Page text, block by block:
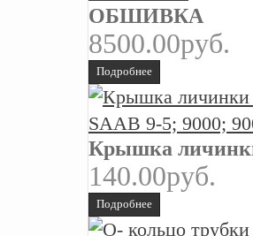
ОБШИВКА
8500.00руб.
Подробнее
Крышка
140.00руб.
Подробнее